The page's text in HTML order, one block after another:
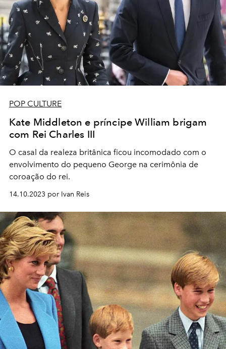
POP CULTURE
Kate Middleton e príncipe William brigam
com Rei Charles III
O casal da realeza britânica ficou incomodado com o
envolvimento do pequeno George na cerimônia de
coroação do rei.
14.10.2023 por Ivan Reis